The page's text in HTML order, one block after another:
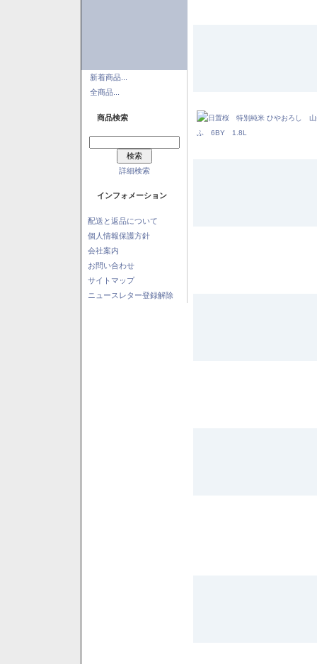
新着商品...
全商品...
商品検索
詳細検索
インフォメーション
配送と返品について
個人情報保護方針
会社案内
お問い合わせ
サイトマップ
ニュースレター登録解除